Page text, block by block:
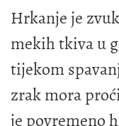
Hrkanje je
mekih tkiva u
tijekom
zrak mora
je povremeno